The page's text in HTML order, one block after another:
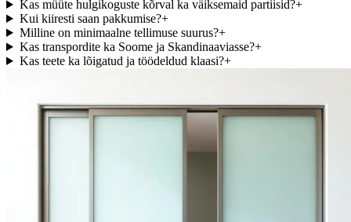
Kas müüte hulgikoguste kõrval ka väiksemaid partiisid?+
Kui kiiresti saan pakkumise?+
Milline on minimaalne tellimuse suurus?+
Kas transpordite ka Soome ja Skandinaaviasse?+
Kas teete ka lõigatud ja töödeldud klaasi?+